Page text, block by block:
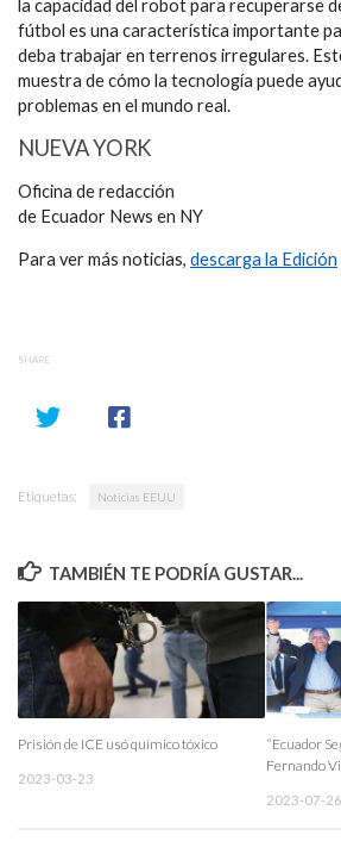
la capacidad del robot para recuperarse
fútbol es una característica importante
deba trabajar en terrenos irregulares.
muestra de cómo la tecnología puede
problemas en el mundo real.
NUEVA YORK
Oficina de redacción
de Ecuador News en NY
Para ver más noticias, descarga la Edición
SHARE
Etiquetas: Noticias EEUU
TAMBIÉN TE PODRÍA GUSTAR...
Prisión de ICE usó químico tóxico
2023-03-23
“Ecuador
Fernando
2023-07-26